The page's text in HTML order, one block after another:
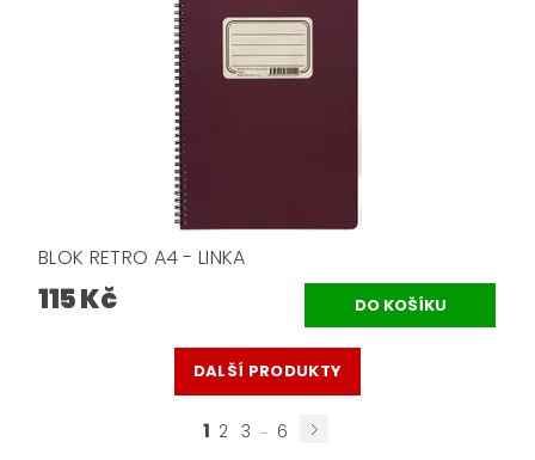
BLOK RETRO A4 - LINKA
115 Kč
DALŠÍ PRODUKTY
1 2 3 ... 6